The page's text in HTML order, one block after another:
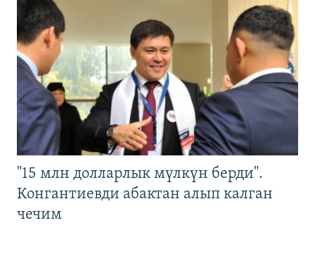
"15 млн долларлык мүлкүн берди".
Конгантиевди абактан алып калган
чечим